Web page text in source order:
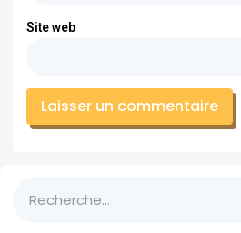
Site web